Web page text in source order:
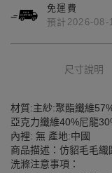
免運費
預計2026-08-
尺寸說明
材質:主紗:聚酯纖維
亞克力纖維40%尼龍
內裡: 無 產地:中國
商品描述：仿貂毛毛織
洗滌注意事項：